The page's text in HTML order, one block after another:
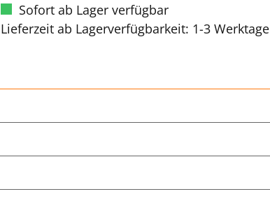
Sofort ab Lager verfügbar
Lieferzeit ab Lagerverfügbarkeit: 1-3 Werktage